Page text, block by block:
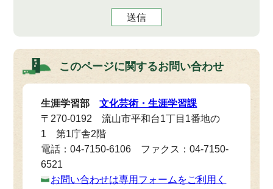
送信
このページに関するお問い合わせ
生涯学習部文化芸術・生涯学習課
〒270-0192 流山市平和台1丁目1番地の
1 第1庁舎2階
電話：04-7150-6106 ファクス：04-7150-
6521
お問い合わせは専用フォームをご利用く